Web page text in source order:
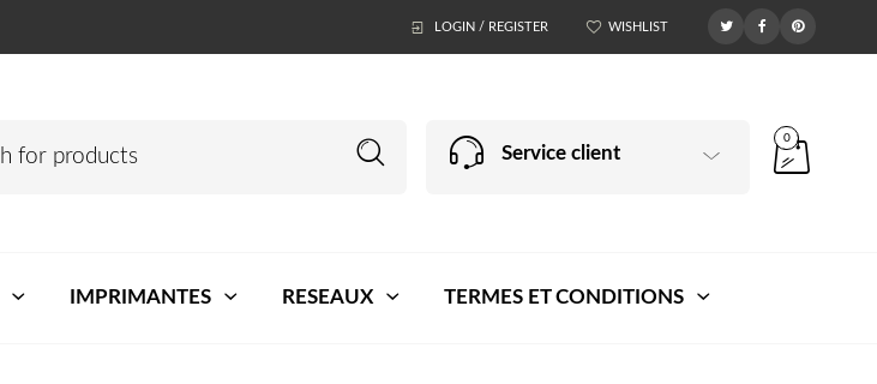
LOGIN / REGISTER WISHLIST
Service client
0
IMPRIMANTES RESEAUX TERMES ET CONDITIONS